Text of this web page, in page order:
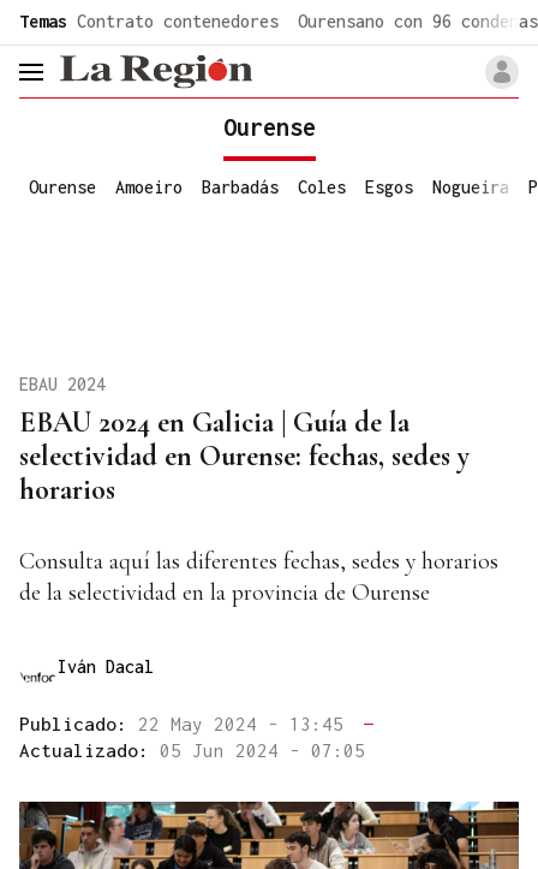
Temas Contrato contenedores Ourensano con 96 condenas
header.menu.open
Ourense
Ourense Amoeiro Barbadás Coles Esgos Nogueira
EBAU 2024 en Galicia | Guía de la
selectividad en Ourense: fechas, sedes y
horarios
EBAU 2024
Consulta aquí las diferentes fechas, sedes y horarios
de la selectividad en la provincia de Ourense
Iván Dacal
Publicado: 22 May 2024 - 13:45
—
Actualizado: 05 Jun 2024 - 07:05